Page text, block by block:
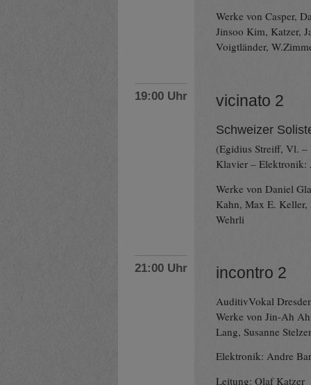
Werke von Casper,
Jinsoo Kim, Katzer,
Voigtländer,
19:00 Uhr vicinato 2
Schweizer
(Egidius Streiff, Vl.
Klavier – Elektronik:
Werke von Daniel
Kahn, Max E.
Wehrli
21:00 Uhr incontro 2
AuditivVokal
Werke von Jin-Ah
Lang, Susanne
Elektronik: Andre
Leitung: Olaf Katzer